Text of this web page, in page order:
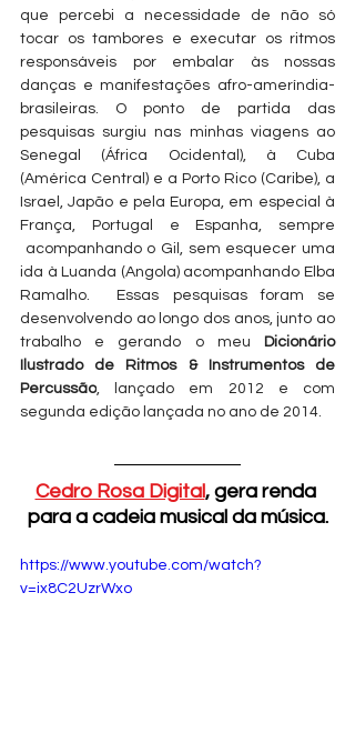
que percebi a necessidade de não só
tocar os tambores e executar os ritmos
responsáveis por embalar às nossas
danças e manifestações afro-ameríndia-
brasileiras. O ponto de partida das
pesquisas surgiu nas minhas viagens ao
Senegal (África Ocidental), à Cuba
(América Central) e a Porto Rico (Caribe), a
Israel, Japão e pela Europa, em especial à
França, Portugal e Espanha, sempre
acompanhando o Gil, sem esquecer uma
ida à Luanda (Angola) acompanhando Elba
Ramalho.  Essas pesquisas foram se
desenvolvendo ao longo dos anos, junto ao
trabalho e gerando o meu Dicionário
Ilustrado de Ritmos & Instrumentos de
Percussão , lançado em 2012 e com
segunda edição lançada no ano de 2014.
Cedro Rosa Digital, gera renda
para a cadeia musical da música.
https://www.youtube.com/watch?
v=ix8C2UzrWxo